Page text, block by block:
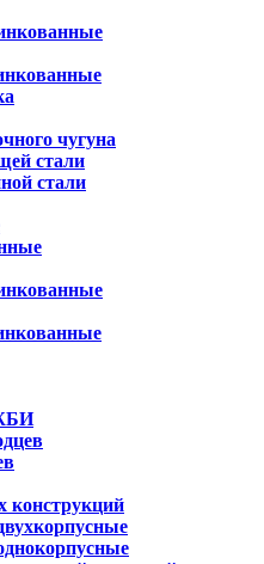
чугуна
стали
стали
конструкций